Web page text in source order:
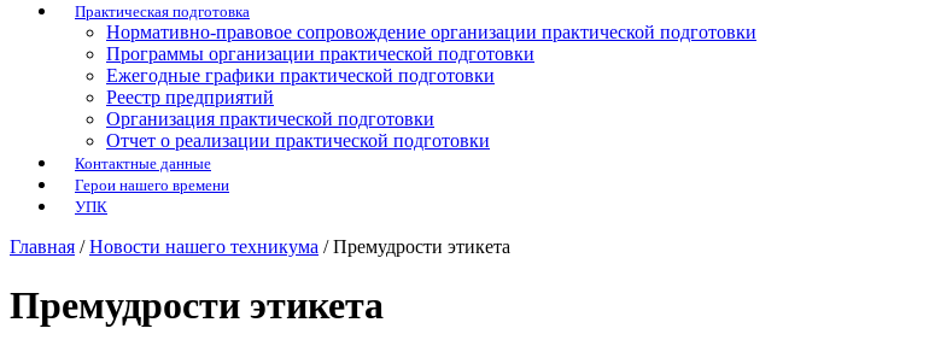
Практическая подготовка
Нормативно-правовое сопровождение организации практической подготовки
Программы организации практической подготовки
Ежегодные графики практической подготовки
Реестр предприятий
Организация практической подготовки
Отчет о реализации практической подготовки
Контактные данные
Герои нашего времени
УПК
Главная /Новости нашего техникума / Премудрости этикета
Премудрости этикета